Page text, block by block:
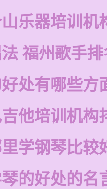
乐器培训机
福州歌手排
处有哪些方
他培训机构
学钢琴比较
的好处的名